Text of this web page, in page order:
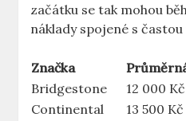
začátku se⁢ tak mohou
náklady spojené‌ s ⁢častou‍
Značka
Bridgestone
12 000 Kč
Continental
13 500 Kč